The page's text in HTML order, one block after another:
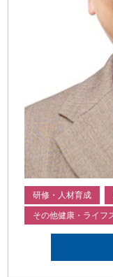
研修・人材育成
その他健康・ライフ